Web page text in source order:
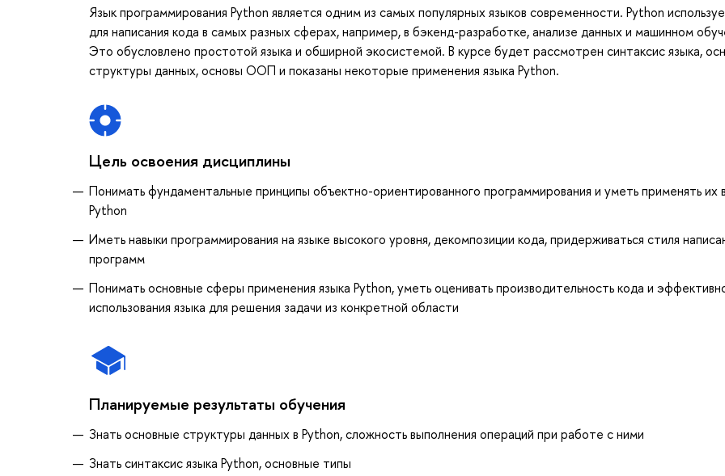
Язык программирования Python является одним из самых популярных языков современности. Python
для написания кода в самых разных сферах, например, в бэкенд-разработке, анализе данных и машинном
Это обусловлено простотой языка и обширной экосистемой. В курсе будет рассмотрен синтаксис языка,
структуры данных, основы ООП и показаны некоторые применения языка Python.
Цель освоения дисциплины
Понимать фундаментальные принципы объектно-ориентированного программирования и уметь применять их в
Python
Иметь навыки программирования на языке высокого уровня, декомпозиции кода, придерживаться стиля
программ
Понимать основные сферы применения языка Python, уметь оценивать производительность кода и
использования языка для решения задачи из конкретной области
Планируемые результаты обучения
Знать основные структуры данных в Python, сложность выполнения операций при работе с ними
Знать синтаксис языка Python, основные типы